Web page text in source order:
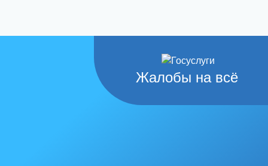
Жалобы на всё